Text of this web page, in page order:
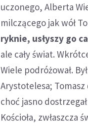
uczonego, Alberta
milczącego jak wół
ryknie, usłyszy go
ale cały świat.
Wiele podróżował.
Arystotelesa;
choć jasno
Kościoła, zwłaszcza